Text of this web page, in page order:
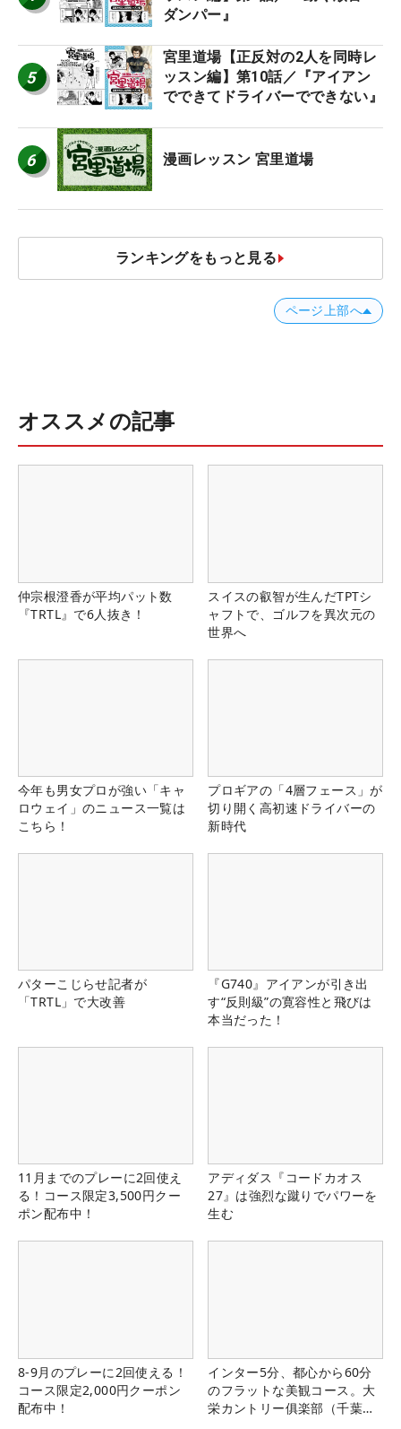
ダンパー』
5
宮里道場【正反対の2人を同時レ
ッスン編】第10話／『アイアン
でできてドライバーでできない』
6 漫画レッスン 宮里道場
ランキングをもっと見る
ページ上部へ
オススメの記事
仲宗根澄香が平均パット数
『TRTL』で6人抜き！
スイスの叡智が生んだTPTシ
ャフトで、ゴルフを異次元の
世界へ
今年も男女プロが強い「キャ
ロウェイ」のニュース一覧は
こちら！
プロギアの「4層フェース」が
切り開く高初速ドライバーの
新時代
パターこじらせ記者が
「TRTL」で大改善
『G740』アイアンが引き出
す“反則級”の寛容性と飛びは
本当だった！
11月までのプレーに2回使え
る！コース限定3,500円クー
ポン配布中！
アディダス『コードカオス
27』は強烈な蹴りでパワーを
生む
8-9月のプレーに2回使える！
コース限定2,000円クーポン
配布中！
インター5分、都心から60分
のフラットな美観コース。大
栄カントリー俱楽部（千葉